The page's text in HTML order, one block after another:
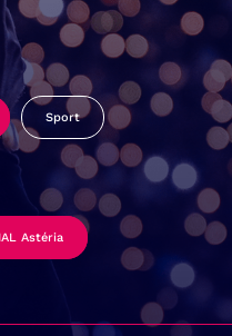
Sport
Astéria